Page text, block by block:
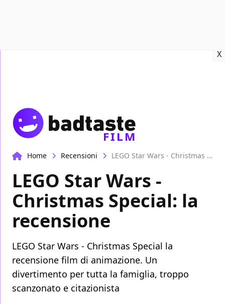
X
FILM
Home Recensioni LEGO Star Wars - Christmas Special: la recensione
LEGO Star Wars -
Christmas Special: la
recensione
LEGO Star Wars - Christmas Special la
recensione film di animazione. Un
divertimento per tutta la famiglia, troppo
scanzonato e citazionista